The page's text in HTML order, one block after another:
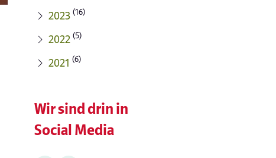
2023 (16)
2022 (5)
2021 (6)
Wir sind drin in
Social Media